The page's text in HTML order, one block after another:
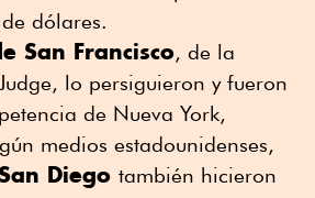
dólares.
San Francisco, de la
lo persiguieron y fueron
de Nueva York,
medios estadounidenses,
Diego también hicieron